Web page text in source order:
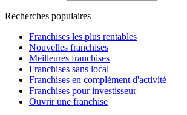
Recherches populaires
Franchises les plus rentables
Nouvelles franchises
Meilleures franchises
Franchises sans local
Franchises en complément d'activité
Franchises pour investisseur
Ouvrir une franchise